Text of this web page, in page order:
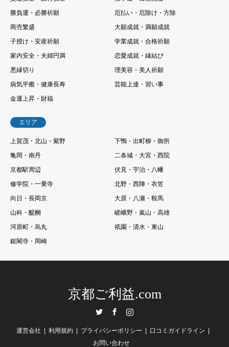
勝負運・必勝祈願
厄払い・厄除け・方除
商売繁盛
大願成就・満願成就
子授け・安産祈願
学業成就・合格祈願
家内安全・夫婦円満
恋愛成就・縁結び
悪縁切り
理美容・美人祈願
病気平癒・健康長寿
芸能上達・習い事
金運上昇・財福
エリア
上賀茂・北山・紫野
下鴨・出町柳・御所
亀岡・南丹
二条城・大宮・西院
京都駅周辺
伏見・宇治・八幡
修学院・一乗寺
北野・西陣・衣笠
向日・長岡京
大原・八瀬・鞍馬
山科・醍醐
嵯峨野・嵐山・高雄
河原町・烏丸
祇園・清水・東山
銀閣寺・岡崎
京都ご利益.com
運営会社 利用規約 プライバシーポリシー
口コミガイドライン
お問い合わせ